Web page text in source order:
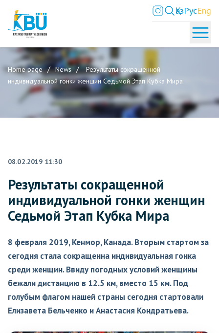
ҚазРусEng
Home page News
Результаты сокращенной
индивидуальной гонки женщин Седьмой Этап Кубка Мира
08.02.2019 11:30
Результаты сокращенной
индивидуальной гонки женщин
Седьмой Этап Кубка Мира
8 февраля 2019, Кенмор, Канада. Вторым стартом за
сегодня стала сокращенна индивидуальная гонка
среди женщин. Ввиду погодных условий женщины
бежали дистанцию в 12.5 км, вместо 15 км. Под
голубым флагом нашей страны сегодня стартовали
Елизавета Бельченко и Анастасия Кондратьева.